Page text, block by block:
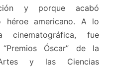
y porque acabó
héroe americano. A lo
fue
Óscar” de la
y las Ciencias